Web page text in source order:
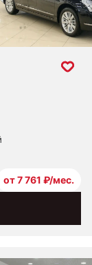
от 7 761 ₽/мес.